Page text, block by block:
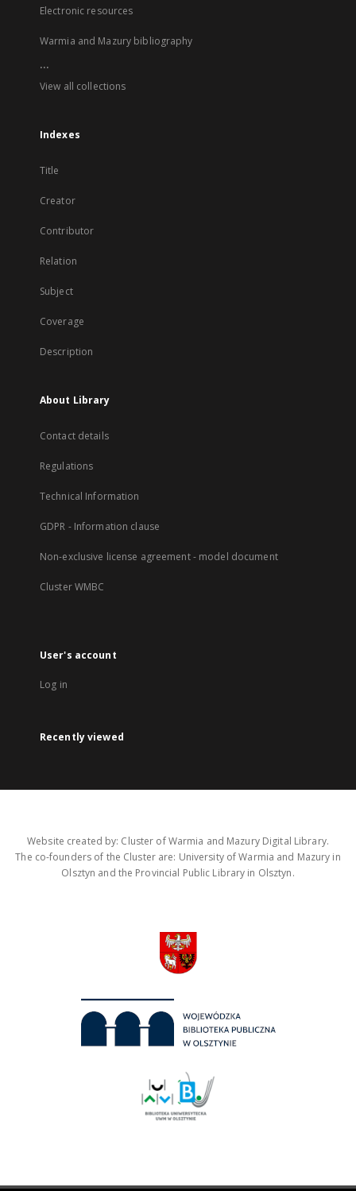
Electronic resources
Warmia and Mazury bibliography
...
View all collections
Indexes
Title
Creator
Contributor
Relation
Subject
Coverage
Description
About Library
Contact details
Regulations
Technical Information
GDPR - Information clause
Non-exclusive license agreement - model document
Cluster WMBC
User's account
Log in
Recently viewed
Website created by: Cluster of Warmia and Mazury Digital Library.
The co-founders of the Cluster are: University of Warmia and Mazury in
Olsztyn and the Provincial Public Library in Olsztyn.